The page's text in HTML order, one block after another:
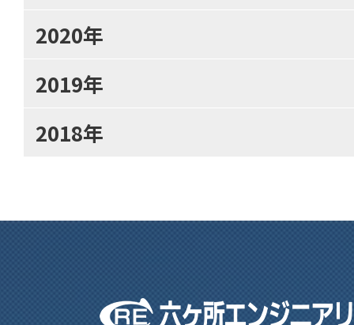
2020年
2019年
2018年